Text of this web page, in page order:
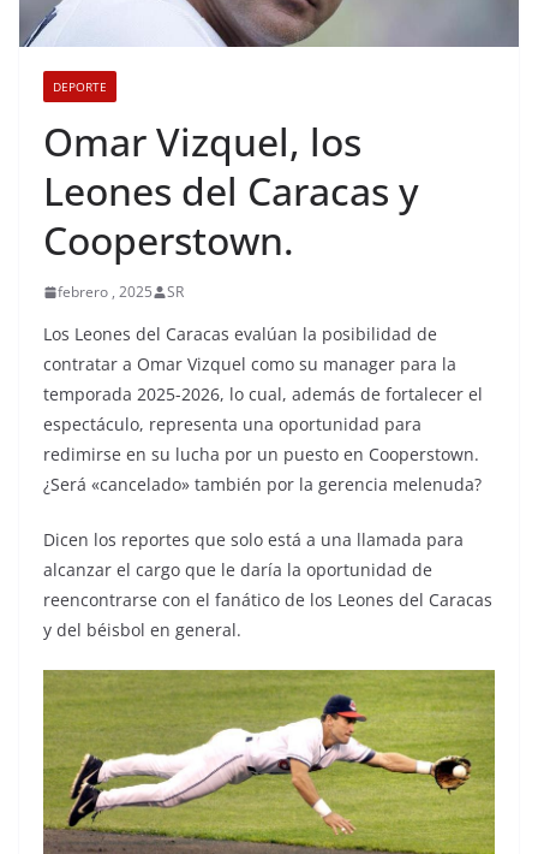
DEPORTE
Omar Vizquel, los
Leones del Caracas y
Cooperstown.
febrero , 2025 SR
Los Leones del Caracas evalúan la posibilidad de
contratar a Omar Vizquel como su manager para la
temporada 2025-2026, lo cual, además de fortalecer el
espectáculo, representa una oportunidad para
redimirse en su lucha por un puesto en Cooperstown.
¿Será «cancelado» también por la gerencia melenuda?
Dicen los reportes que solo está a una llamada para
alcanzar el cargo que le daría la oportunidad de
reencontrarse con el fanático de los Leones del Caracas
y del béisbol en general.